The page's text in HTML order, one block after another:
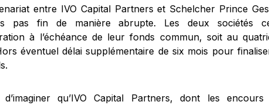
entre IVO Capital Partners et Schelcher Prince
pas fin de manière abrupte. Les deux sociétés
à l’échéance de leur fonds commun, soit au
éventuel délai supplémentaire de six mois pour
d’imaginer qu’IVO Capital Partners, dont les